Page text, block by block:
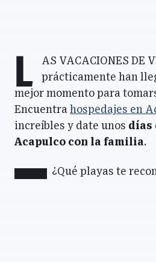
L
as vacaciones de
prácticamente han
mejor momento para
Encuentra hospedajes en
increíbles y date unos días
Acapulco con la familia.
¿Qué playas te